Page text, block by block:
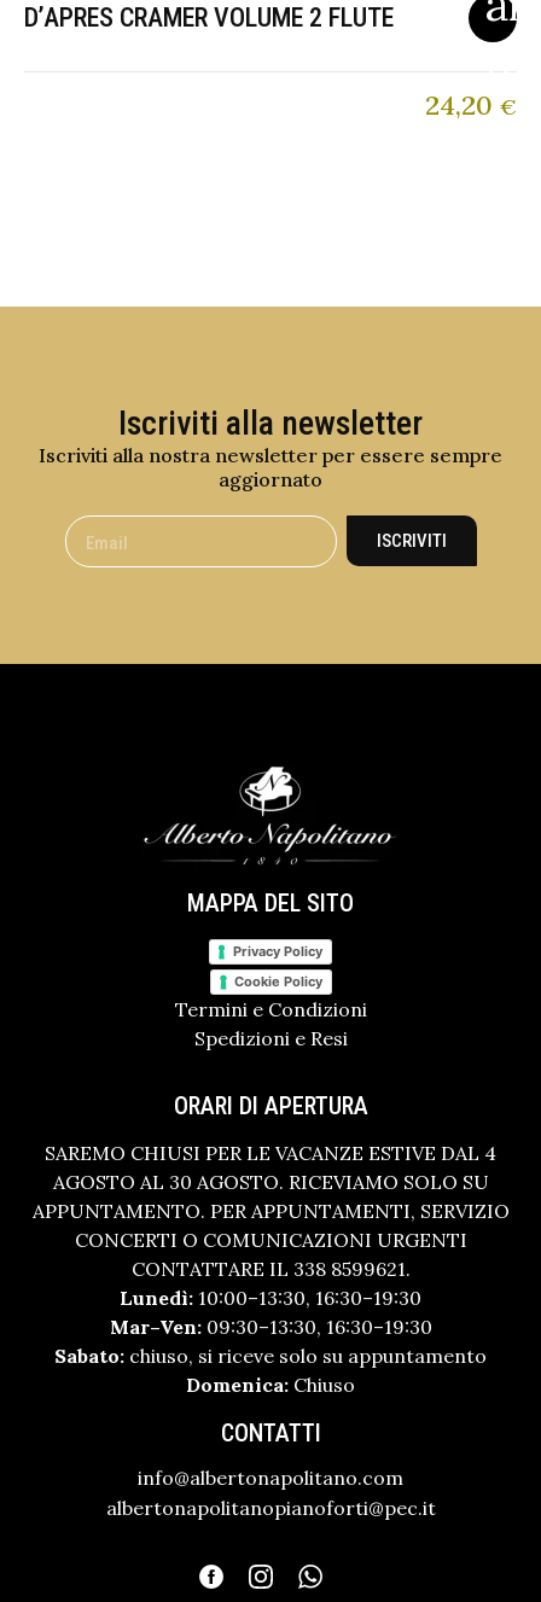
D’APRES CRAMER VOLUME 2 FLUTE
24,20 €
Iscriviti alla newsletter
Iscriviti alla nostra newsletter per essere sempre
aggiornato
ISCRIVITI
MAPPA DEL SITO
Privacy Policy
Cookie Policy
Termini e Condizioni
Spedizioni e Resi
ORARI DI APERTURA
SAREMO CHIUSI PER LE VACANZE ESTIVE DAL 4
AGOSTO AL 30 AGOSTO. RICEVIAMO SOLO SU
APPUNTAMENTO. PER APPUNTAMENTI, SERVIZIO
CONCERTI O COMUNICAZIONI URGENTI
CONTATTARE IL 338 8599621.
Lunedì: 10:00–13:30, 16:30–19:30
Mar–Ven:09:30–13:30, 16:30–19:30
Sabato: chiuso, si riceve solo su appuntamento
Domenica: Chiuso
CONTATTI
info@albertonapolitano.com
albertonapolitanopianoforti@pec.it